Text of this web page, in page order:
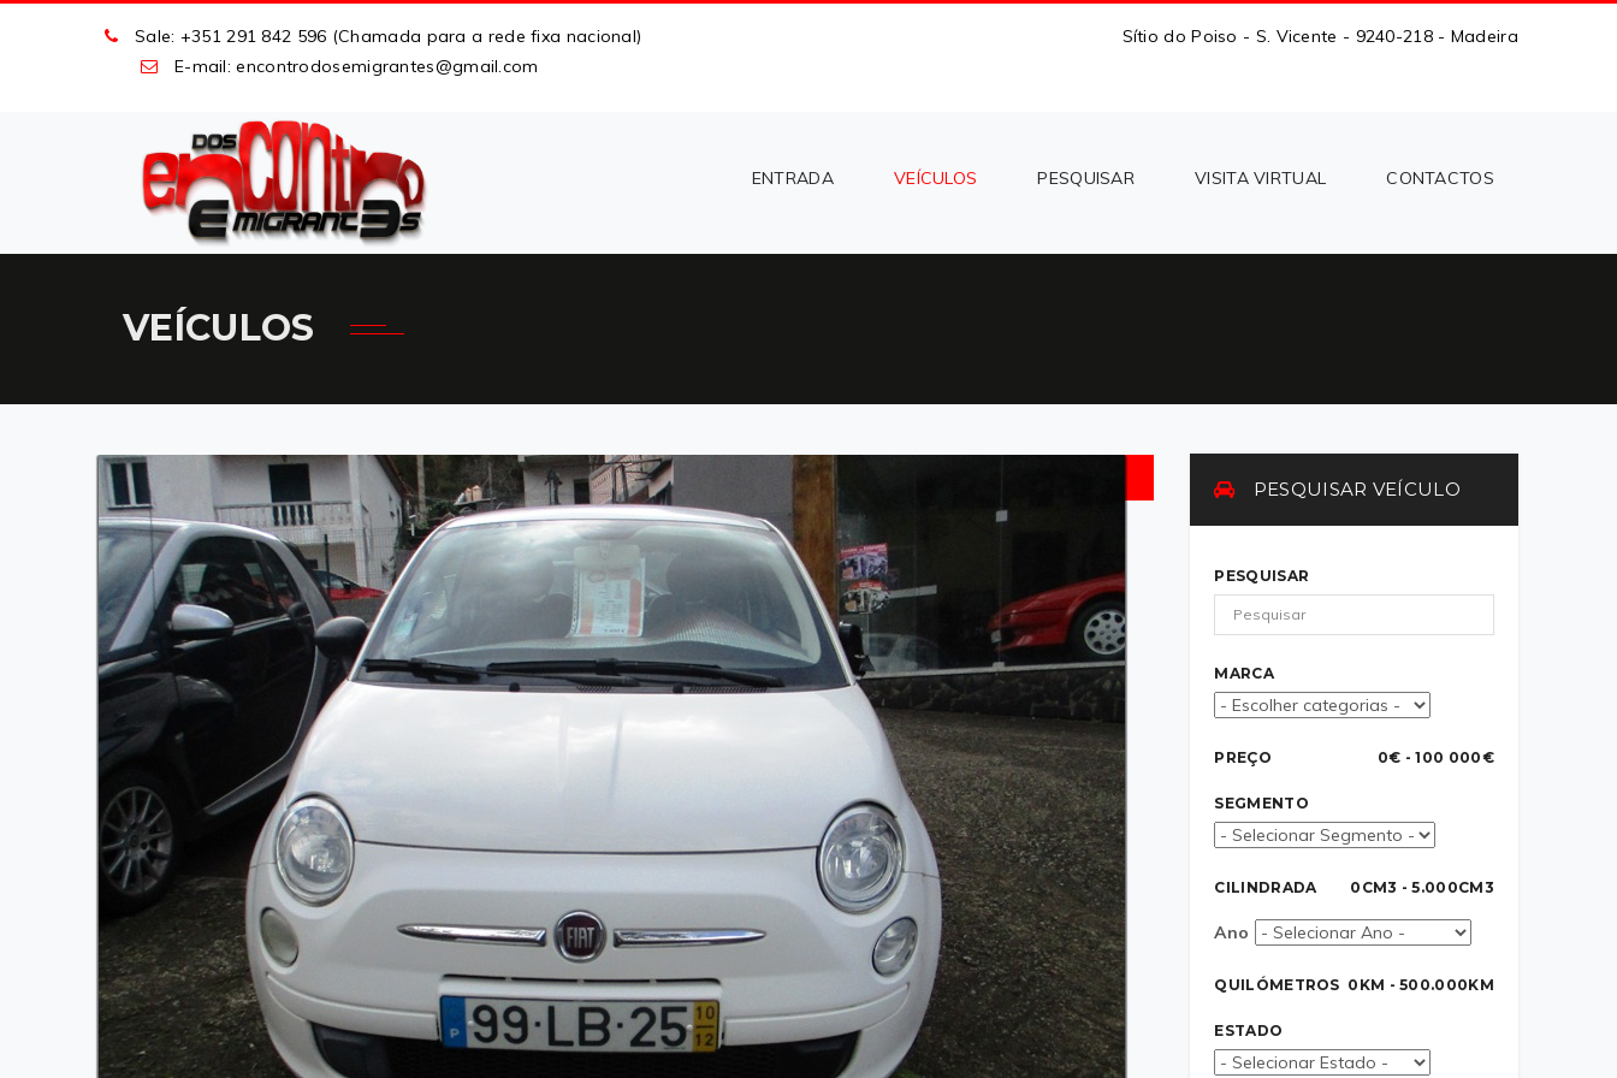
Sale: +351 291 842 596 (Chamada para a rede fixa nacional)
E-mail: encontrodosemigrantes@gmail.com
Sítio do Poiso - S. Vicente - 9240-218 - Madeira
ENTRADA VEÍCULOS PESQUISAR VISITA VIRTUAL CONTACTOS
VEÍCULOS
CARREGAR MAIS
PESQUISAR VEÍCULO
PESQUISAR
MARCA
PREÇO 0€ - 100 000€
SEGMENTO
CILINDRADA 0CM3 - 5.000CM3
Ano
QUILÓMETROS 0KM - 500.000KM
ESTADO